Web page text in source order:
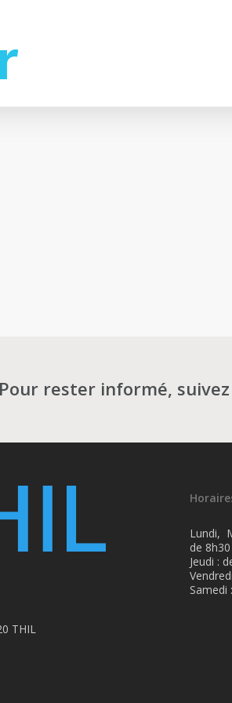
Pour rester informé,
THIL
Lundi,
de
Jeudi :
Samedi